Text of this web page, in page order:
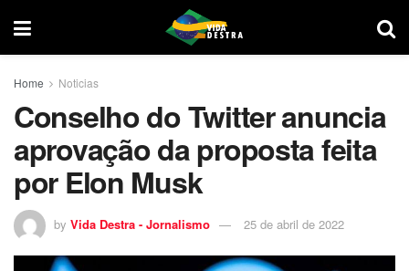
Home Noticias
Conselho do Twitter anuncia
aprovação da proposta feita
por Elon Musk
by Vida Destra - Jornalismo 25 de abril de 2022